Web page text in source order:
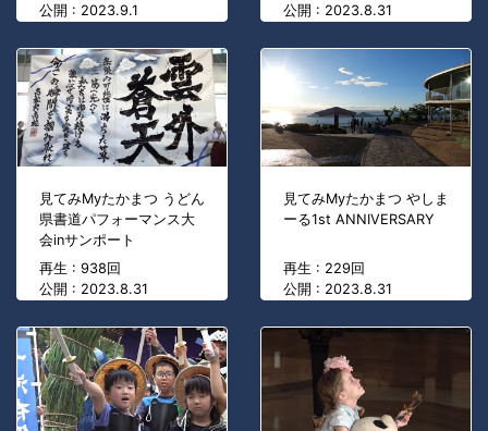
公開 : 2023.9.1
公開 : 2023.8.31
見てみMyたかまつ うどん
県書道パフォーマンス大
会inサンポート
再生 : 938回
公開 : 2023.8.31
見てみMyたかまつ やしま
ーる1st ANNIVERSARY
再生 : 229回
公開 : 2023.8.31